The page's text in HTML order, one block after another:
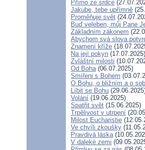
Přímo ze srdce
Jakube, tebe upřímně
Proměňuje svět
Buď veleben, můj Pane
Základním zákonem
Abychom svá slova
Znamení kříže
Na její pokyn (17.07.2025)
Zvláštní milosti
Od Boha(06.07.2025)
Smířeni s Bohem
O Bohu, o bližním a o
Líbit se Bohu
Volání (19.06.2025)
Spatřit svět (15.06.2025)
Trpělivost v utrpení
Milost Eucharistie
Ve chvíli zkoušky
Pravdivá láska
V daleké zemi